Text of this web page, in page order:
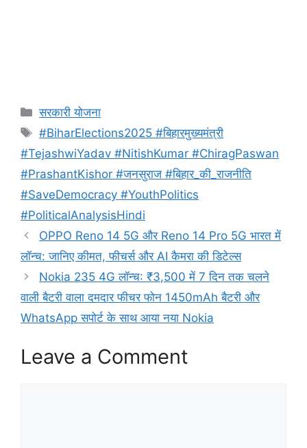
Categories
सरकारी योजना
Tags
#BiharElections2025 #बिहारमुख्यमंत्री
#TejashwiYadav #NitishKumar #ChiragPaswan
#PrashantKishor #जनसुराज #बिहार_की_राजनीति
#SaveDemocracy #YouthPolitics
#PoliticalAnalysisHindi
OPPO Reno 14 5G और Reno 14 Pro 5G भारत में
लॉन्च: जानिए कीमत, फीचर्स और AI कैमरा की डिटेल्स
Nokia 235 4G लॉन्च: ₹3,500 में 7 दिन तक चलने
वाली बैटरी वाला दमदार फीचर फोन 1450mAh बैटरी और
WhatsApp सपोर्ट के साथ आया नया Nokia
Leave a Comment